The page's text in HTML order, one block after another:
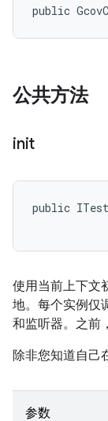
public
公共方法
init
public
使用当前上下文
地。每个实例仅
和监听器。之前
除非您知道自己
参数